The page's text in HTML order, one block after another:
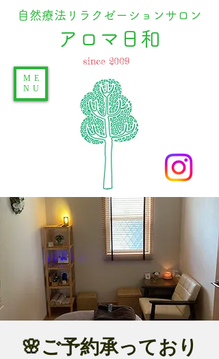
自然療法リラクゼーションサロン
​アロマ日和
ME
NU
since 2009
🌸ご予約承っており